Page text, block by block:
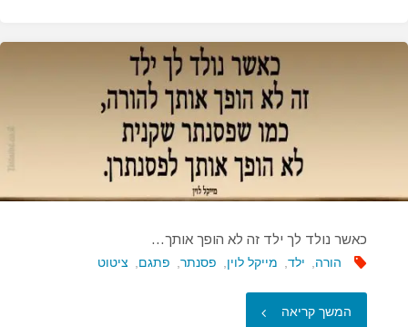
משותפת…"
כאשר נולד לך ילד זה לא הופך אותך…
הורה ילד מייקל לוין פסנתר, פתגם ציטוט
המשך קריאה "כאשר